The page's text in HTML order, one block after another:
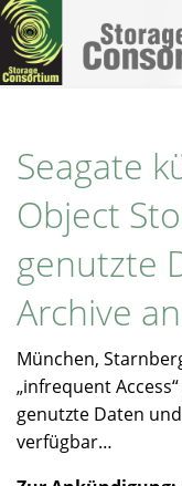
Direkt
zum
Inhalt
Seagate
Object
genutzte
Archive an
München,
„infrequent
genutzte Daten
verfügbar…